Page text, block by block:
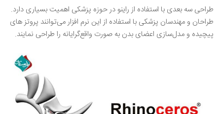
طراحی سه بعدی با استفاده از راینو در حوزه پزشکی اهمیت بسیاری دارد.
طراحان و مهندسان پزشکی با استفاده از این نرم افزار می‌توانند پروتز های
پیچیده و مدل‌سازی اعضای بدن به صورت واقع‌گرایانه را طراحی نمایند.